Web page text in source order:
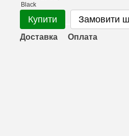
Купити Замовити
Доставка Оплата